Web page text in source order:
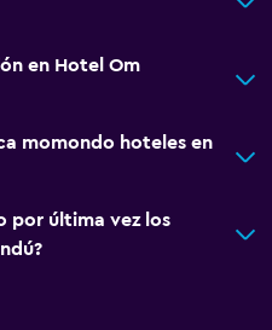
en Hotel Om
momondo hoteles en
por última vez los